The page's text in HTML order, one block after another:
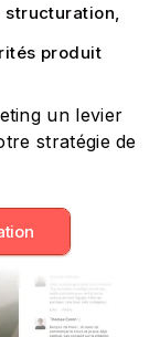
produit
un levier
stratégie de